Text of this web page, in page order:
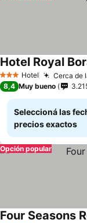
3 Estrellas
Hotel Cerca de
Hotel Royal
8,4 Muy bueno
Seleccioná las
precios exactos
Opción popular
Four Seasons